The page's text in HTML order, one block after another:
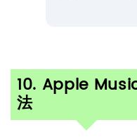
10. Apple
法